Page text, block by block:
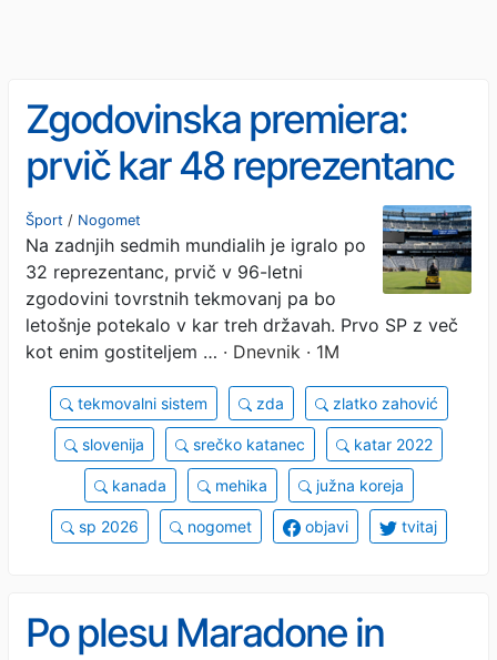
Zgodovinska premiera:
prvič kar 48 reprezentanc
in 104 tekme
Šport / Nogomet
Na zadnjih sedmih mundialih je igralo po
32 reprezentanc, prvič v 96-letni
zgodovini tovrstnih tekmovanj pa bo
letošnje potekalo v kar treh državah. Prvo SP z več
kot enim gostiteljem … · Dnevnik · 1M
tekmovalni sistem zda zlatko zahović
slovenija srečko katanec katar 2022
kanada mehika južna koreja
sp 2026 nogomet objavi tvitaj
Po plesu Maradone in